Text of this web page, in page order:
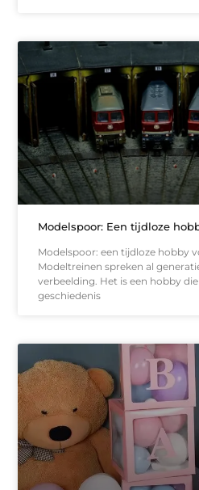
Modelspoor: Een tijdloze
Modelspoor: een tijdloze hobby
Modeltreinen spreken al
verbeelding. Het is een hobby
geschiedenis